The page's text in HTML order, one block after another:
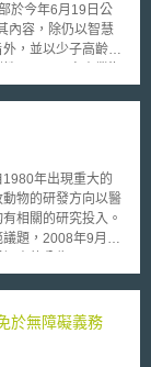
內容，除仍以智慧
，並以少子高齡化
「推動中小企業智
狀課題及主管部會
自身的智慧財產
財戰略的權利化、
中，並且成功連結
中，將所擁有之技
目前將智慧財產活
用挑戰型」和「智
年出現重大的
物的研發方向以醫
相關的研究投入。
題，2008年9月，
法規體系來管理基
相關主管機關將如
於無障礙義務